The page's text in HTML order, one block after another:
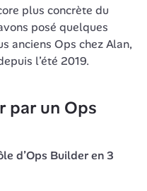
plus concrète du
posé quelques
anciens Ops chez Alan,
l’été 2019.
par un Ops
d’Ops Builder en 3